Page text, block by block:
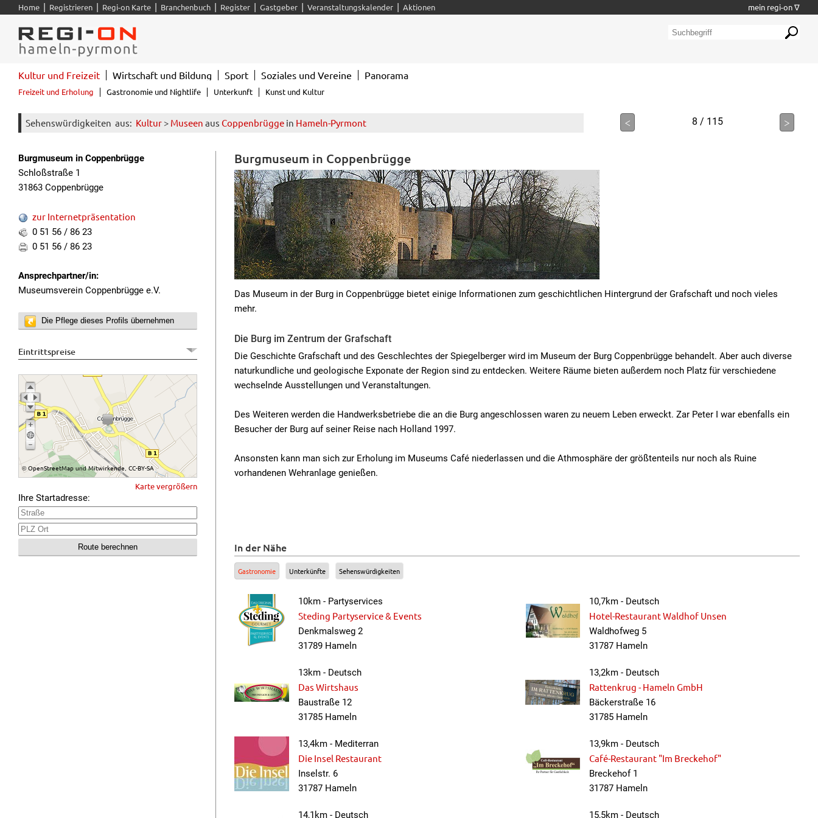
Sehenswürdigkeiten aus: Kultur > Museen aus Coppenbrügge in Hameln-Pyrmont < 8 / 115 >
Burgmuseum in Coppenbrügge
Schloßstraße 1
31863 Coppenbrügge
zur Internetpräsentation
0 51 56 / 86 23
0 51 56 / 86 23
Ansprechpartner/in:
Museumsverein Coppenbrügge e.V.
Die Pflege dieses Profils übernehmen
Eintrittspreise
©OpenStreetMap undMitwirkende CC-BY-SA
Karte vergrößern
Ihre Startadresse:
Burgmuseum in Coppenbrügge
Das Museum in der Burg in Coppenbrügge bietet einige Informationen zum geschichtlichen Hintergrund der Grafschaft und noch vieles
mehr.
Die Burg im Zentrum der Grafschaft
Die Geschichte Grafschaft und des Geschlechtes der Spiegelberger wird im Museum der Burg Coppenbrügge behandelt. Aber auch diverse
naturkundliche und geologische Exponate der Region sind zu entdecken. Weitere Räume bieten außerdem noch Platz für verschiedene
wechselnde Ausstellungen und Veranstaltungen.
Des Weiteren werden die Handwerksbetriebe die an die Burg angeschlossen waren zu neuem Leben erweckt. Zar Peter I war ebenfalls ein
Besucher der Burg auf seiner Reise nach Holland 1997.
Ansonsten kann man sich zur Erholung im Museums Café niederlassen und die Athmosphäre der größtenteils nur noch als Ruine
vorhandenen Wehranlage genießen.
In der Nähe
Gastronomie Unterkünfte Sehenswürdigkeiten
10km - Partyservices
Steding Partyservice & Events
Denkmalsweg 2
31789 Hameln
10,7km - Deutsch
Hotel-Restaurant Waldhof Unsen
Waldhofweg 5
31787 Hameln
13km - Deutsch
Das Wirtshaus
Baustraße 12
31785 Hameln
13,2km - Deutsch
Rattenkrug - Hameln GmbH
Bäckerstraße 16
31785 Hameln
13,4km - Mediterran
Die Insel Restaurant
Inselstr. 6
31787 Hameln
13,9km - Deutsch
Café-Restaurant "Im Breckehof"
Breckehof 1
31787 Hameln
14,1km - Deutsch 15,5km - Deutsch
Home | Registrieren | Regi-on Karte | Branchenbuch | Register | Gastgeber | Veranstaltungskalender | Aktionen mein regi-on ∇
Kultur und Freizeit
Freizeit und Erholung Gastronomie und Nightlife Unterkunft Kunst und Kultur
Wirtschaft und Bildung Sport Soziales und Vereine Panorama